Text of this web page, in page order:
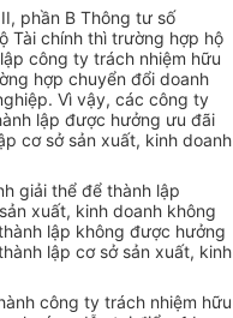
phần B Thông tư số
Tài chính thì trường hợp hộ
công ty trách nhiệm hữu
hợp chuyển đổi doanh
Vì vậy, các công ty
lập được hưởng ưu đãi
cơ sở sản xuất, kinh doanh
giải thể để thành lập
xuất, kinh doanh không
lập không được hưởng
lập cơ sở sản xuất, kinh
công ty trách nhiệm hữu